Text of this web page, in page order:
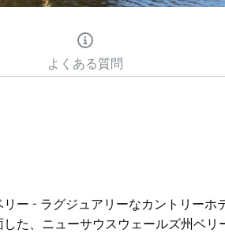
よくある質問
リー - ラグジュアリーなカントリー
た、ニューサウスウェールズ州ベ